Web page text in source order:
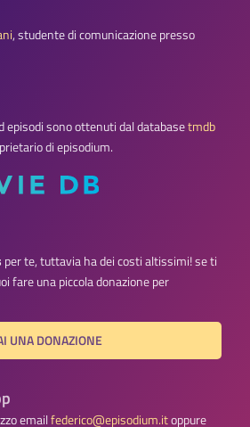
, studente di comunicazione presso
episodi sono ottenuti dal databasetmdb
di episodium.
per te, tuttavia ha dei costi altissimi! se ti
fare una piccola donazione per
UNA DONAZIONE
emailfederico@episodium.itoppure